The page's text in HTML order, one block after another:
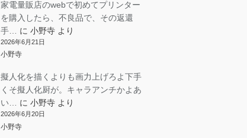
家電量販店のwebで初めてプリンター
を購入したら、不良品で、その返還
手…
に 小野寺より
2026年6月21日
小野寺
擬人化を描くよりも画力上げろよ下手
くそ擬人化厨が。キャラアンチかよあ
い…
に 小野寺より
2026年6月20日
小野寺